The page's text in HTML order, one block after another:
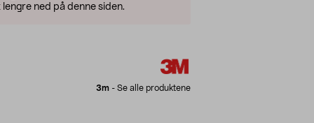
ned på denne siden.
3m - Se alle produktene